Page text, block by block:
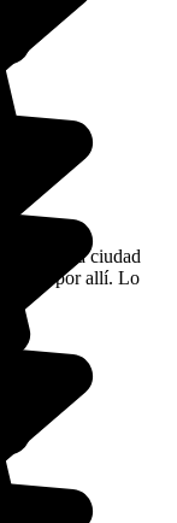
es una ciudad
hacer por allí. Lo